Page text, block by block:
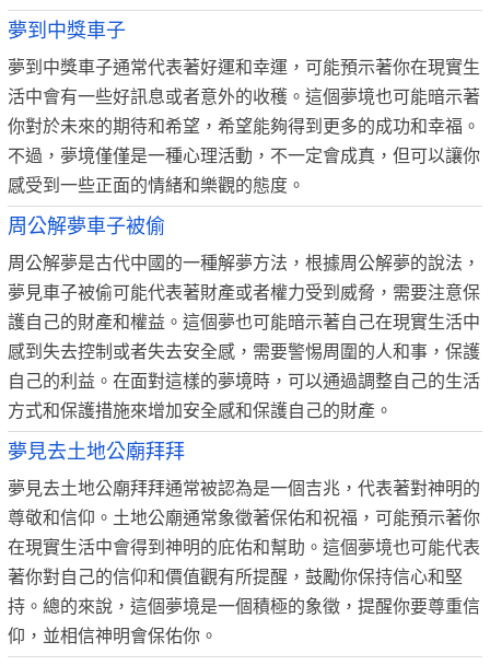
夢到中獎車子
夢到中獎車子通常代表著好運和幸運，可能預示著你在現實生
活中會有一些好訊息或者意外的收穫。這個夢境也可能暗示著
你對於未來的期待和希望，希望能夠得到更多的成功和幸福。
不過，夢境僅僅是一種心理活動，不一定會成真，但可以讓你
感受到一些正面的情緒和樂觀的態度。
周公解夢車子被偷
周公解夢是古代中國的一種解夢方法，根據周公解夢的說法，
夢見車子被偷可能代表著財產或者權力受到威脅，需要注意保
護自己的財產和權益。這個夢也可能暗示著自己在現實生活中
感到失去控制或者失去安全感，需要警惕周圍的人和事，保護
自己的利益。在面對這樣的夢境時，可以通過調整自己的生活
方式和保護措施來增加安全感和保護自己的財產。
夢見去土地公廟拜拜
夢見去土地公廟拜拜通常被認為是一個吉兆，代表著對神明的
尊敬和信仰。土地公廟通常象徵著保佑和祝福，可能預示著你
在現實生活中會得到神明的庇佑和幫助。這個夢境也可能代表
著你對自己的信仰和價值觀有所提醒，鼓勵你保持信心和堅
持。總的來說，這個夢境是一個積極的象徵，提醒你要尊重信
仰，並相信神明會保佑你。